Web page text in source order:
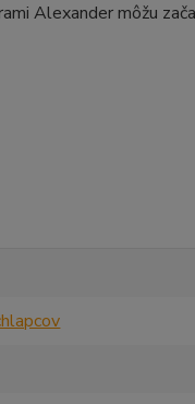
Alexander môžu